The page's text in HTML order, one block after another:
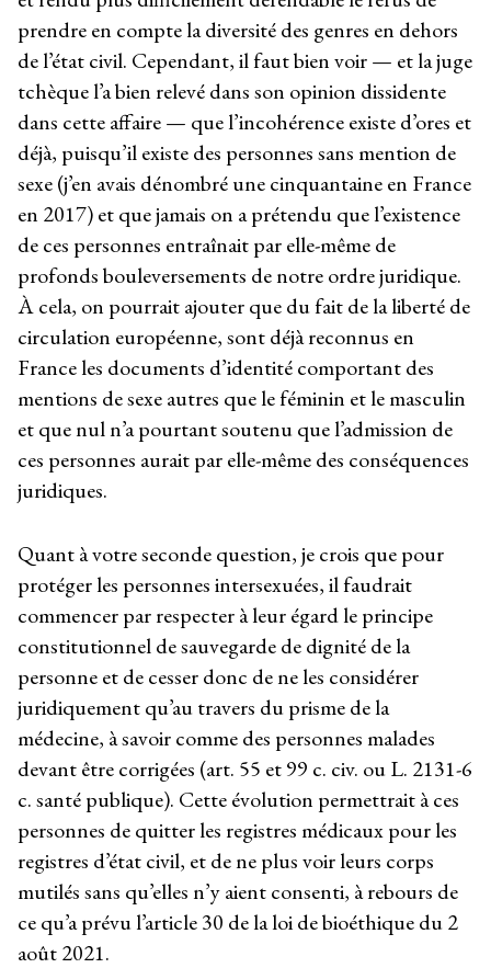
prendre en compte la diversité des genres en dehors
de l’état civil. Cependant, il faut bien voir — et la juge
tchèque l’a bien relevé dans son opinion dissidente
dans cette affaire — que l’incohérence existe d’ores et
déjà, puisqu’il existe des personnes sans mention de
sexe (j’en avais dénombré une cinquantaine en France
en 2017) et que jamais on a prétendu que l’existence
de ces personnes entraînait par elle-même de
profonds bouleversements de notre ordre juridique.
À cela, on pourrait ajouter que du fait de la liberté de
circulation européenne, sont déjà reconnus en
France les documents d’identité comportant des
mentions de sexe autres que le féminin et le masculin
et que nul n’a pourtant soutenu que l’admission de
ces personnes aurait par elle-même des conséquences
juridiques.
Quant à votre seconde question, je crois que pour
protéger les personnes intersexuées, il faudrait
commencer par respecter à leur égard le principe
constitutionnel de sauvegarde de dignité de la
personne et de cesser donc de ne les considérer
juridiquement qu’au travers du prisme de la
médecine, à savoir comme des personnes malades
devant être corrigées (art. 55 et 99 c. civ. ou L. 2131-6
c. santé publique). Cette évolution permettrait à ces
personnes de quitter les registres médicaux pour les
registres d’état civil, et de ne plus voir leurs corps
mutilés sans qu’elles n’y aient consenti, à rebours de
ce qu’a prévu l’article 30 de la loi de bioéthique du 2
août 2021.